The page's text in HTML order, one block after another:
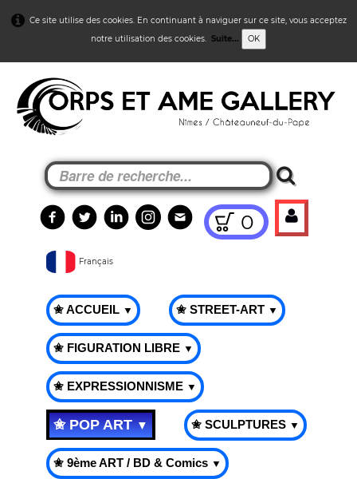
Ce site utilise des cookies. En continuant à naviguer sur ce site, vous acceptez
notre utilisation des cookies. Suite... OK
0
Français
✬ ACCUEIL ▼ ✬ STREET-ART ▼
✬ FIGURATION LIBRE ▼
✬ EXPRESSIONNISME ▼
✬ POP ART▼ ✬ SCULPTURES ▼
✬ 9ème ART / BD & Comics ▼